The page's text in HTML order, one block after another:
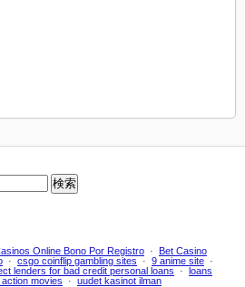
Online Bono Por Registro · Bet Casino
· csgo coinflip gambling sites · 9 anime site ·
lenders for bad credit personal loans · loans
movies · uudet kasinot ilman